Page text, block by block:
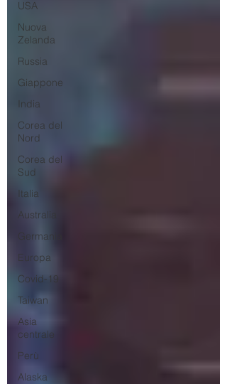
USA
Nuova
Zelanda
Russia
Giappone
India
Corea del
Nord
Corea del
Sud
Italia
Australia
Germania
Europa
Covid-19
Taiwan
Asia
centrale
Perù
Alaska